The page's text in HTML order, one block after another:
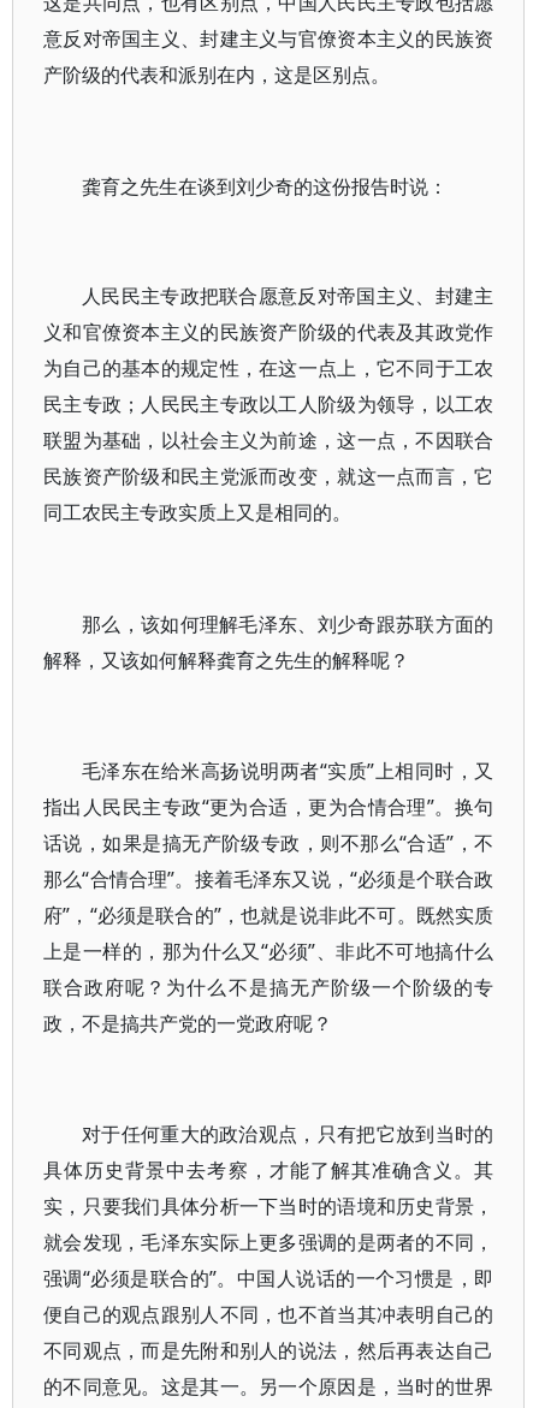
意反对帝国主义、封建主义与官僚资本主义的民族资
产阶级的代表和派别在内，这是区别点。
龚育之先生在谈到刘少奇的这份报告时说：
人民民主专政把联合愿意反对帝国主义、封建主
义和官僚资本主义的民族资产阶级的代表及其政党作
为自己的基本的规定性，在这一点上，它不同于工农
民主专政；人民民主专政以工人阶级为领导，以工农
联盟为基础，以社会主义为前途，这一点，不因联合
民族资产阶级和民主党派而改变，就这一点而言，它
同工农民主专政实质上又是相同的。
那么，该如何理解毛泽东、刘少奇跟苏联方面的
解释，又该如何解释龚育之先生的解释呢？
毛泽东在给米高扬说明两者“实质”上相同时，又
指出人民民主专政“更为合适，更为合情合理”。换句
话说，如果是搞无产阶级专政，则不那么“合适”，不
那么“合情合理”。接着毛泽东又说，“必须是个联合政
府”，“必须是联合的”，也就是说非此不可。既然实质
上是一样的，那为什么又“必须”、非此不可地搞什么
联合政府呢？为什么不是搞无产阶级一个阶级的专
政，不是搞共产党的一党政府呢？
对于任何重大的政治观点，只有把它放到当时的
具体历史背景中去考察，才能了解其准确含义。其
实，只要我们具体分析一下当时的语境和历史背景，
就会发现，毛泽东实际上更多强调的是两者的不同，
强调“必须是联合的”。中国人说话的一个习惯是，即
便自己的观点跟别人不同，也不首当其冲表明自己的
不同观点，而是先附和别人的说法，然后再表达自己
的不同意见。这是其一。另一个原因是，当时的世界